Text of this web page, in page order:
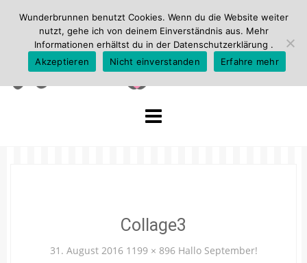
Collage3
31. August 2016 1199 × 896 Hallo September!
Wunderbrunnen benutzt Cookies. Wenn du die Website weiter
nutzt, gehe ich von deinem Einverständnis aus. Mehr
Informationen erhältst du in der Datenschutzerklärung .
Akzeptieren
Nicht einverstanden Erfahre mehr